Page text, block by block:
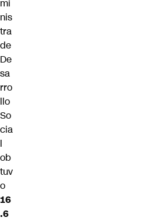
mi
nis
tra
de
De
sa
rro
llo
So
cia
l
ob
tuv
o
16
.6